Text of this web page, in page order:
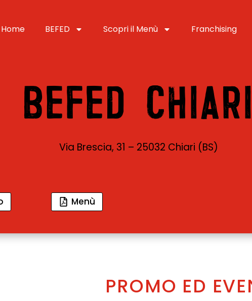
Home BEFED Scopri il Menù Franchising
BEFED
Via Brescia, 31 – 25032 Chiari (BS)
Menù
PROMO ED